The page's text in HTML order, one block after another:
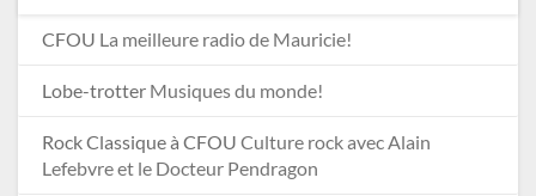
CFOU La meilleure radio de Mauricie!
Lobe-trotter Musiques du monde!
Rock Classique à CFOU Culture rock avec Alain
Lefebvre et le Docteur Pendragon